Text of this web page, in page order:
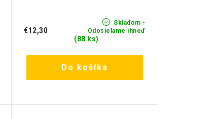
Skladom -
Odosielame ihneď
(88 ks)
€12,30
Do košíka